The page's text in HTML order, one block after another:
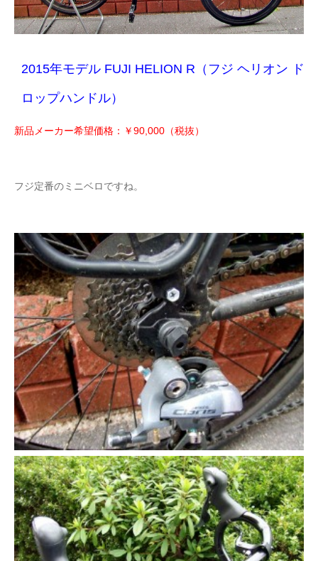
2015年モデル FUJI HELION R（フジ ヘリオン ド
ロップハンドル）
新品メーカー希望価格：￥90,000（税抜）
フジ定番のミニベロですね。